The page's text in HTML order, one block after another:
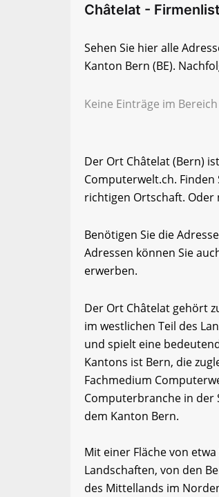
Châtelat -
Sehen Sie hier alle
Kanton Bern (BE).
Keine Einträge im
Der Ort Châtelat (Bern)
Computerwelt.ch.
richtigen Ortschaft. Oder
Benötigen Sie die
Adressen können Sie
erwerben.
Der Ort Châtelat gehört
im westlichen Teil des
und spielt eine
Kantons ist Bern, die
Fachmedium
Computerbranche in der
dem Kanton Bern.
Mit einer Fläche von
Landschaften, von den
des Mittellands im